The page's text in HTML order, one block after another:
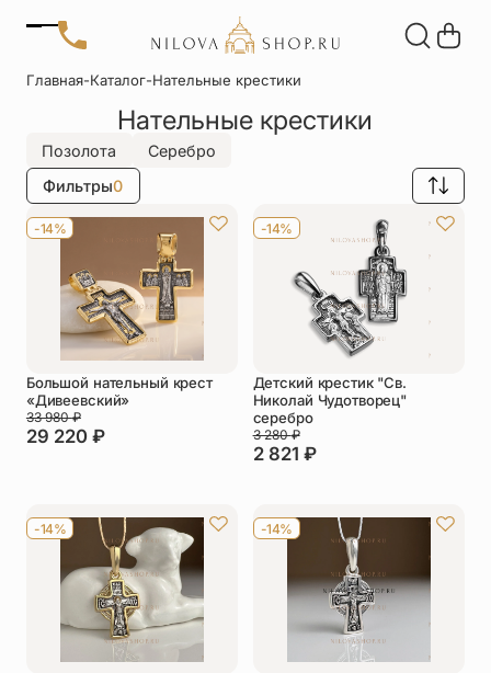
Позвонить
+7 (906) 655-37-20
Автомобильные
иконы
Браслеты
Детские
крестики
Настольные
иконы
Нательные
крестики
Нательные
Образки
именные
Подвески
Статуэтки
Упаковка
Цепи
Чётки
Шнурки на
шею
Другое
Статьи
Главная-Каталог-Нательные крестики
Нательные крестики
Фильтры0
Позолота Серебро
-14%
Большой нательный крест
«Дивеевский»
29 220 ₽
33 980₽
-14%
Детский крестик "Св.
Николай Чудотворец"
серебро
2 821 ₽
3 280₽
-14% -14%